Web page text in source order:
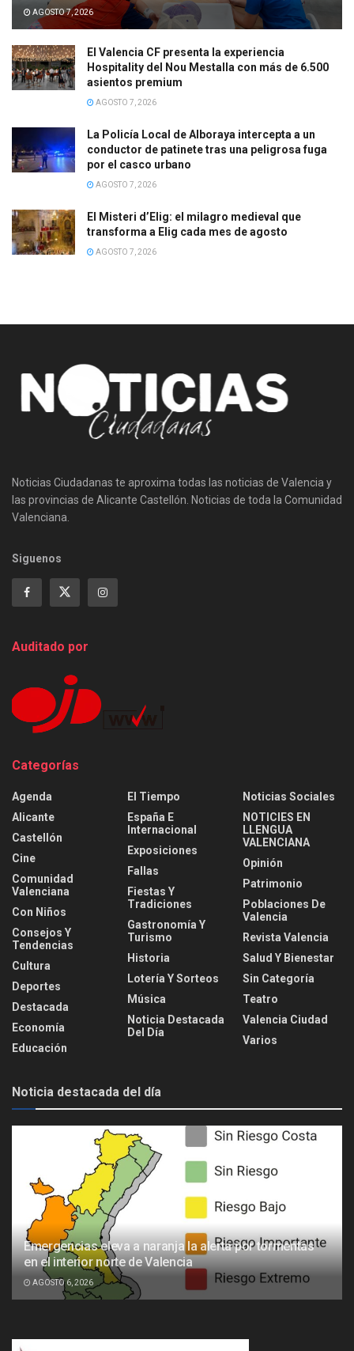
AGOSTO 7, 2026
El Valencia CF presenta la experiencia
Hospitality del Nou Mestalla con más de 6.500
asientos premium
AGOSTO 7, 2026
La Policía Local de Alboraya intercepta a un
conductor de patinete tras una peligrosa fuga
por el casco urbano
AGOSTO 7, 2026
El Misteri d’Elig: el milagro medieval que
transforma a Elig cada mes de agosto
AGOSTO 7, 2026
Noticias Ciudadanas te aproxima todas las noticias de Valencia y
las provincias de Alicante Castellón. Noticias de toda la Comunidad
Valenciana.
Siguenos
Auditado por
Categorías
Agenda
Alicante
Castellón
Cine
Comunidad
Valenciana
Con Niños
Consejos Y
Tendencias
Cultura
Deportes
Destacada
Economía
Educación
El Tiempo
España E
Internacional
Exposiciones
Fallas
Fiestas Y
Tradiciones
Gastronomía Y
Turismo
Historia
Lotería Y Sorteos
Música
Noticia Destacada
Del Día
Noticias Sociales
NOTICIES EN
LLENGUA
VALENCIANA
Opinión
Patrimonio
Poblaciones De
Valencia
Revista Valencia
Salud Y Bienestar
Sin Categoría
Teatro
Valencia Ciudad
Varios
Noticia destacada del día
Emergencias eleva a naranja la alerta por tormentas
en el interior norte de Valencia
AGOSTO 6, 2026